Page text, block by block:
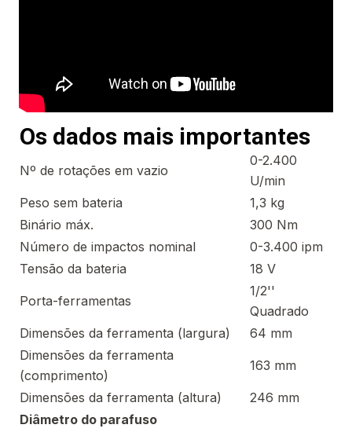
Os dados mais importantes
Nº de rotações em vazio
0-2.400
U/min
Peso sem bateria
1,3 kg
Binário máx.
300 Nm
Número de impactos nominal
0-3.400 ipm
Tensão da bateria
18 V
Porta-ferramentas
1/2''
Quadrado
Dimensões da ferramenta (largura)
64 mm
Dimensões da ferramenta
(comprimento)
163 mm
Dimensões da ferramenta (altura)
246 mm
Diâmetro do parafuso